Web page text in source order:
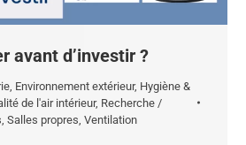
avant d’investir ?
Environnement extérieur, Hygiène &
de l'air intérieur, Recherche /
Salles propres Ventilation